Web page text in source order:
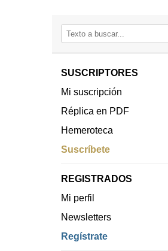
SUSCRIPTORES
Mi suscripción
Réplica en PDF
Hemeroteca
Suscríbete
REGISTRADOS
Mi perfil
Newsletters
Regístrate